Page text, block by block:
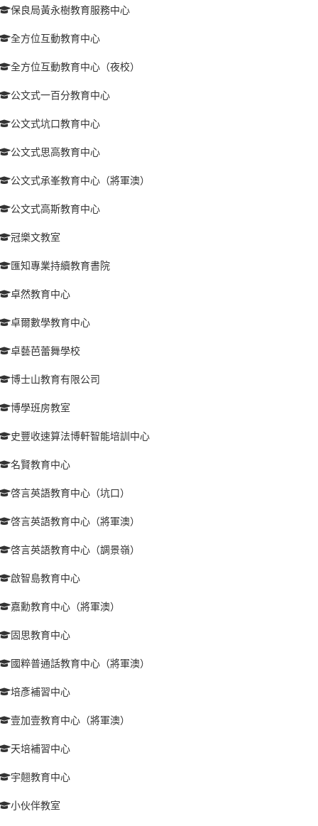
保良局黃永樹教育服務中心
全方位互動教育中心
全方位互動教育中心（夜校）
公文式一百分教育中心
公文式坑口教育中心
公文式思高教育中心
公文式承峯教育中心（將軍澳）
公文式高斯教育中心
冠樂文教室
匯知專業持續教育書院
卓然教育中心
卓爾數學教育中心
卓藝芭蕾舞學校
博士山教育有限公司
博學班房教室
史豐收速算法博軒智能培訓中心
名賢教育中心
啓言英語教育中心（坑口）
啓言英語教育中心（將軍澳）
啓言英語教育中心（調景嶺）
啟智島教育中心
嘉勳教育中心（將軍澳）
固思教育中心
國粹普通話教育中心（將軍澳）
培彥補習中心
壹加壹教育中心（將軍澳）
天培補習中心
宇翹教育中心
小伙伴教室